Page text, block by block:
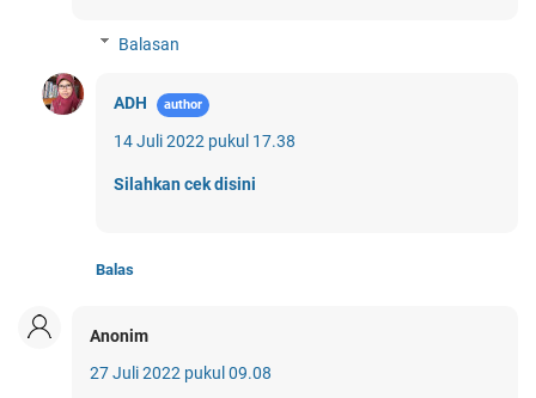
Balasan
ADH
14 Juli 2022 pukul 17.38
Silahkan cek disini
Balas
Anonim
27 Juli 2022 pukul 09.08